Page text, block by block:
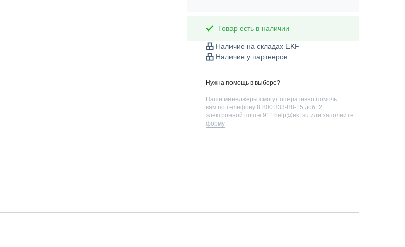
Товар есть в наличии
Наличие на складах EKF
Наличие у партнеров
Нужна помощь в выборе?
Наши менеджеры смогут оперативно помочь
вам по телефону 8 800 333-88-15 доб. 2
электронной почте 911.help@ekf.su или заполните
форму